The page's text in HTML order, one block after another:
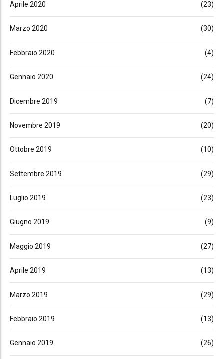
Aprile 2020 (23)
Marzo 2020 (30)
Febbraio 2020 (4)
Gennaio 2020 (24)
Dicembre 2019 (7)
Novembre 2019 (20)
Ottobre 2019 (10)
Settembre 2019 (29)
Luglio 2019 (23)
Giugno 2019 (9)
Maggio 2019 (27)
Aprile 2019 (13)
Marzo 2019 (29)
Febbraio 2019 (13)
Gennaio 2019 (26)